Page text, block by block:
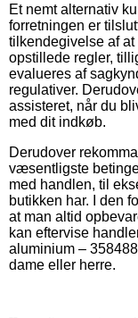
Et nemt alternativ
forretningen er
tilkendegivelse af
opstillede regler,
evalueres af
regulativer.
assisteret, når du
med dit indkøb.
Derudover
væsentligste
med handlen, til
butikken har. I den
at man altid
kan eftervise
aluminium –
dame eller herre.